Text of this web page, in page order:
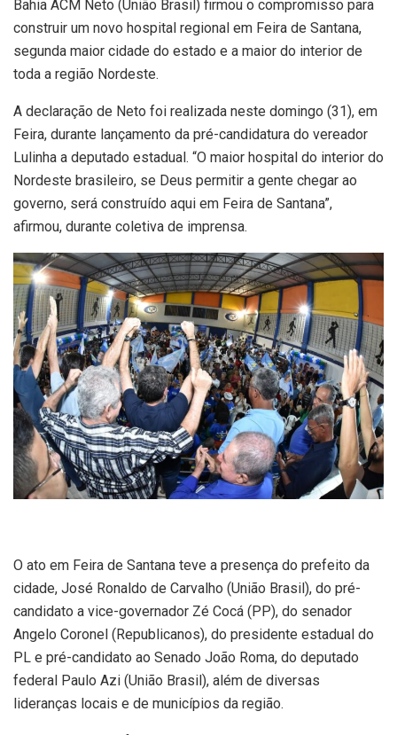
Bahia ACM Neto (União Brasil) firmou o compromisso para
construir um novo hospital regional em Feira de Santana,
segunda maior cidade do estado e a maior do interior de
toda a região Nordeste.
A declaração de Neto foi realizada neste domingo (31), em
Feira, durante lançamento da pré-candidatura do vereador
Lulinha a deputado estadual. “O maior hospital do interior do
Nordeste brasileiro, se Deus permitir a gente chegar ao
governo, será construído aqui em Feira de Santana”,
afirmou, durante coletiva de imprensa.
O ato em Feira de Santana teve a presença do prefeito da
cidade, José Ronaldo de Carvalho (União Brasil), do pré-
candidato a vice-governador Zé Cocá (PP), do senador
Angelo Coronel (Republicanos), do presidente estadual do
PL e pré-candidato ao Senado João Roma, do deputado
federal Paulo Azi (União Brasil), além de diversas
lideranças locais e de municípios da região.